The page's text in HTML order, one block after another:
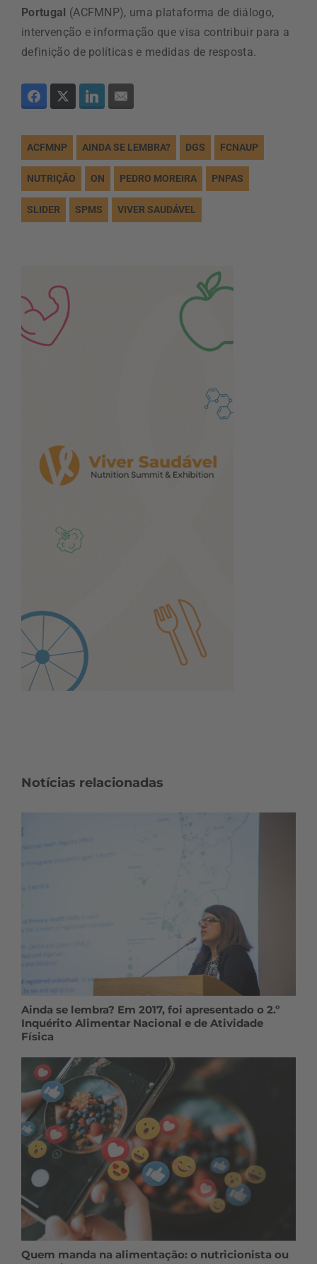
Portugal (ACFMNP), uma plataforma de diálogo,
intervenção e informação que visa contribuir para a
definição de políticas e medidas de resposta.
ACFMNP AINDA SE LEMBRA? DGS FCNAUP
NUTRIÇÃO ON PEDRO MOREIRA PNPAS
SLIDER SPMS VIVER SAUDÁVEL
Notícias relacionadas
Ainda se lembra? Em 2017, foi apresentado o 2.º
Inquérito Alimentar Nacional e de Atividade
Física
Quem manda na alimentação: o nutricionista ou